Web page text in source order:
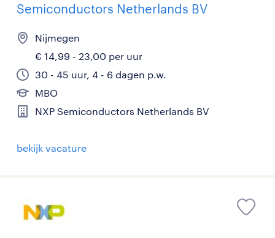
Semiconductors Netherlands BV
Nijmegen
€ 14,99 - 23,00 per uur
30 - 45 uur, 4 - 6 dagen p.w.
MBO
NXP Semiconductors Netherlands BV
bekijk vacature